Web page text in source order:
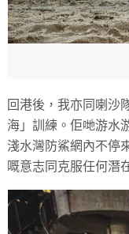
回港後，我亦同喇沙
海」訓練。佢哋游水
淺水灣防鯊網內不停
嘅意志同克服任何潛